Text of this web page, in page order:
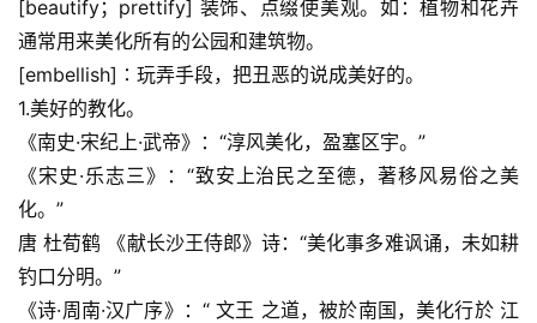
[beautify；prettify] 装饰、点缀使美观。如：植物和花卉
通常用来美化所有的公园和建筑物。
[embellish]∶玩弄手段，把丑恶的说成美好的。
1.美好的教化。
《南史·宋纪上·武帝》：“淳风美化，盈塞区宇。”
《宋史·乐志三》：“致安上治民之至德，著移风易俗之美
化。”
唐 杜荀鹤 《献长沙王侍郎》诗：“美化事多难讽诵，未如耕
钓口分明。”
《诗·周南·汉广序》：“ 文王 之道，被於南国，美化行於 江